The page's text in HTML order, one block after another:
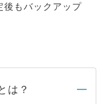
後もバックアップ
は？